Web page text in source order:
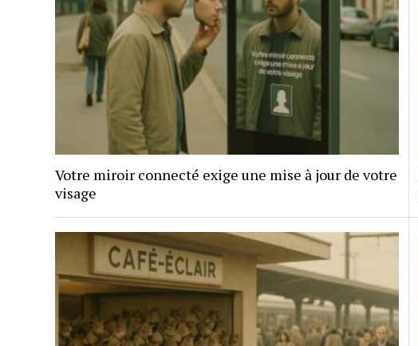
Votre miroir connecté exige une mise à jour de votre
visage